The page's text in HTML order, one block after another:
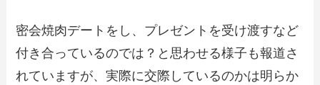
密会焼肉デートをし、プレゼントを受け渡すなど
付き合っているのでは？と思わせる様子も報道さ
れていますが、実際に交際しているのかは明らか